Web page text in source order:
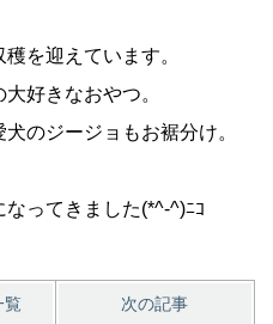
を迎えています。
好きなおやつ。
のジージョもお裾分け。
ってきました(*^-^)ﾆｺ
覧 次の記事